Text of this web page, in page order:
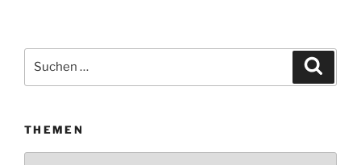
Suchen
THEMEN